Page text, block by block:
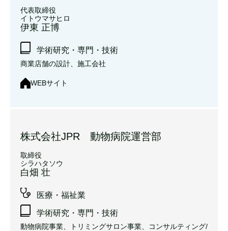
代表取締役
イトウマサヒロ
伊東 正博
学術研究・専門・技術
商業店舗の設計、施工会社
WEBサイト
株式会社JPR 動物病院運営部
取締役
シラハタソウ
白畑 壮
医療・福祉業
学術研究・専門・技術
動物病院事業、トリミングサロン事業、コンサルティング/